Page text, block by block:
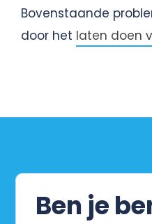
Bovenstaande
door het laten doen
Ben je